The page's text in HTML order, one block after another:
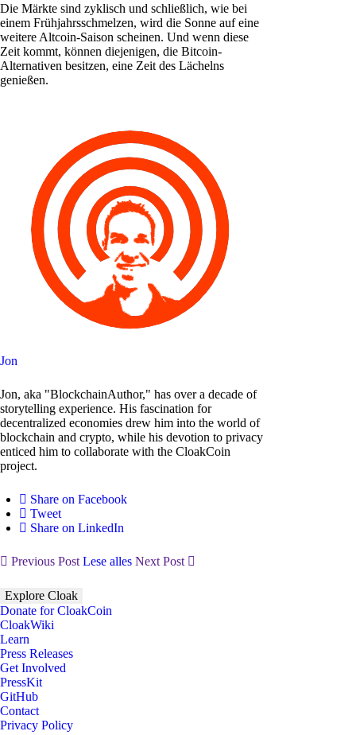
Die Märkte sind zyklisch und schließlich, wie bei
einem Frühjahrsschmelzen, wird die Sonne auf eine
weitere Altcoin-Saison scheinen. Und wenn diese
Zeit kommt, können diejenigen, die Bitcoin-
Alternativen besitzen, eine Zeit des Lächelns
genießen.
Jon
Jon, aka "BlockchainAuthor," has over a decade of
storytelling experience. His fascination for
decentralized economies drew him into the world of
blockchain and crypto, while his devotion to privacy
enticed him to collaborate with the CloakCoin
project.
Share on Facebook
Tweet
Share on LinkedIn
Previous Post Lese alles Next Post
Explore Cloak
Donate for CloakCoin
CloakWiki
Learn
Press Releases
Get Involved
PressKit
GitHub
Contact
Privacy Policy